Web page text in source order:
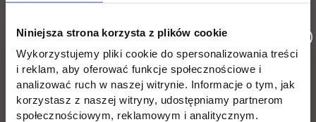
Niniejsza strona korzysta z plików cookie
Wykorzystujemy pliki cookie do spersonalizowania treści
i reklam, aby oferować funkcje społecznościowe i
analizować ruch w naszej witrynie. Informacje o tym, jak
korzystasz z naszej witryny, udostępniamy partnerom
społecznościowym, reklamowym i analitycznym.
Certified Administrator in Enterprise Linux).
dostęp do kursów, testów i materiałów
szkoleniowych przygotowanych przez najlepszych
amerykańskich specjalistów, spolszczonych i
dostosowanych do obowiązujących w Polsce